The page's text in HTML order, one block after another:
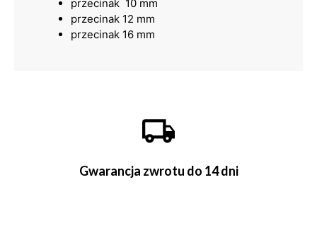
przecinak 10 mm
przecinak 12 mm
przecinak 16 mm
Gwarancja zwrotu do 14 dni